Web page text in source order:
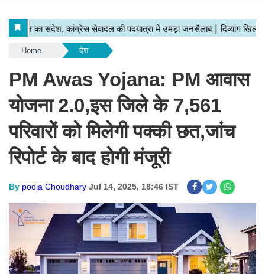
Home देश
PM Awas Yojana: PM आवास
योजना 2.0,इस जिले के 7,561
परिवारों को मिलेगी पक्की छत,जांच
रिपोर्ट के बाद होगी मंजूरी
By pooja Choudhary Jul 14, 2025, 18:46 IST